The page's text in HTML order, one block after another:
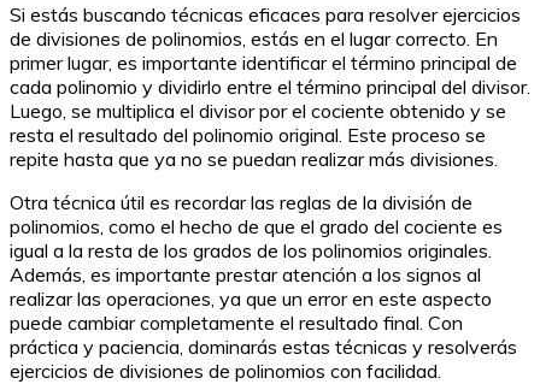
Si estás buscando técnicas eficaces para resolver ejercicios
de divisiones de polinomios, estás en el lugar correcto. En
primer lugar, es importante identificar el término principal de
cada polinomio y dividirlo entre el término principal del divisor.
Luego, se multiplica el divisor por el cociente obtenido y se
resta el resultado del polinomio original. Este proceso se
repite hasta que ya no se puedan realizar más divisiones.
Otra técnica útil es recordar las reglas de la división de
polinomios, como el hecho de que el grado del cociente es
igual a la resta de los grados de los polinomios originales.
Además, es importante prestar atención a los signos al
realizar las operaciones, ya que un error en este aspecto
puede cambiar completamente el resultado final. Con
práctica y paciencia, dominarás estas técnicas y resolverás
ejercicios de divisiones de polinomios con facilidad.